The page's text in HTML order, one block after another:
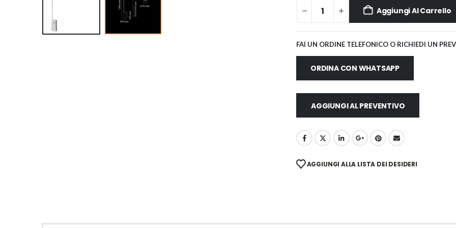
Aggiungi Al Carrello
FAI UN ORDINE TELEFONICO O RICHIEDI UN
ORDINA CON WHATSAPP
AGGIUNGI AL PREVENTIVO
AGGIUNGI ALLA LISTA DEI DESIDERI